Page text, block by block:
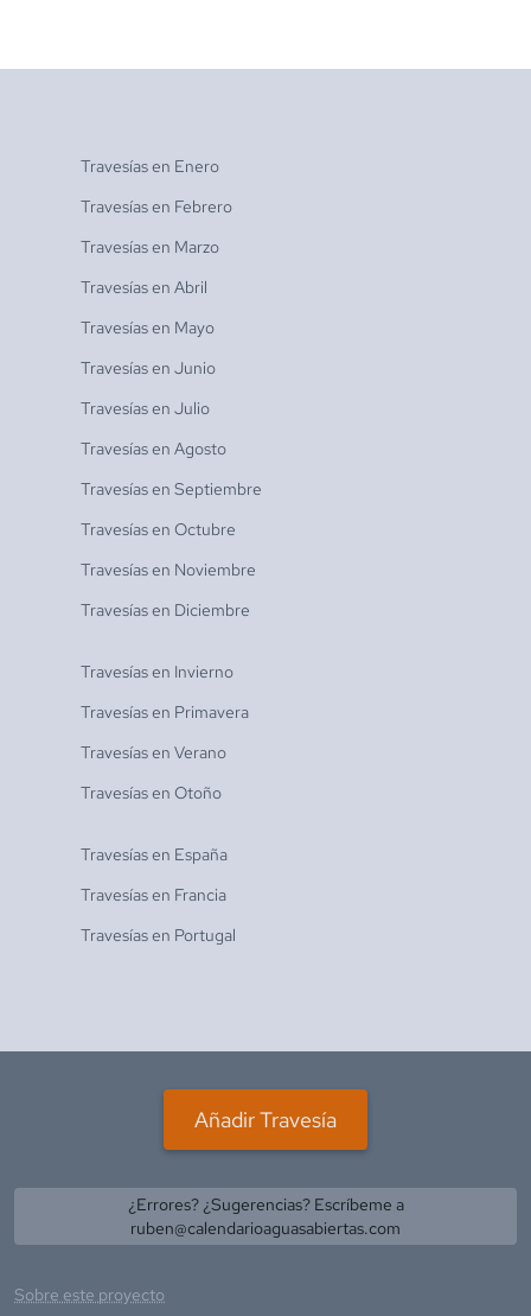
Travesías en Enero
Travesías en Febrero
Travesías en Marzo
Travesías en Abril
Travesías en Mayo
Travesías en Junio
Travesías en Julio
Travesías en Agosto
Travesías en Septiembre
Travesías en Octubre
Travesías en Noviembre
Travesías en Diciembre
Travesías en Invierno
Travesías en Primavera
Travesías en Verano
Travesías en Otoño
Travesías en España
Travesías en Francia
Travesías en Portugal
Añadir Travesía
¿Errores? ¿Sugerencias? Escríbeme a
ruben@calendarioaguasabiertas.com
Sobre este proyecto